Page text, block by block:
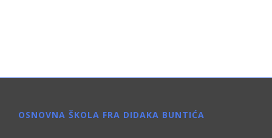
OSNOVNA ŠKOLA FRA DIDAKA BUNTIĆA